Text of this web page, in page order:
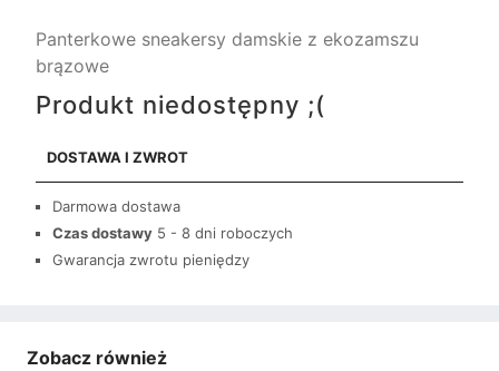
Panterkowe sneakersy damskie z ekozamszu
brązowe
Produkt niedostępny ;(
DOSTAWA I ZWROT
Darmowa dostawa
Czas dostawy 5 - 8 dni roboczych
Gwarancja zwrotu pieniędzy
Zobacz również